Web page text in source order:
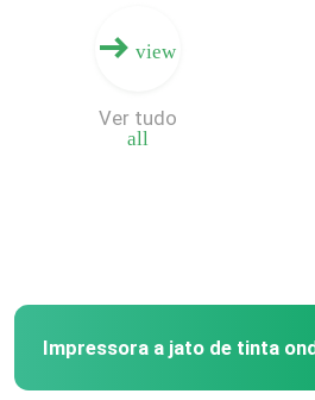
Produtos
view
all
Ver tudo